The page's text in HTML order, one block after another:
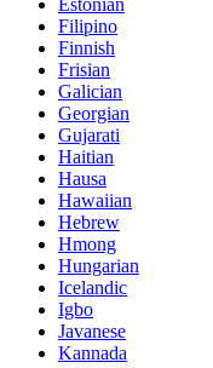
Estonian
Filipino
Finnish
Frisian
Galician
Georgian
Gujarati
Haitian
Hausa
Hawaiian
Hebrew
Hmong
Hungarian
Icelandic
Igbo
Javanese
Kannada